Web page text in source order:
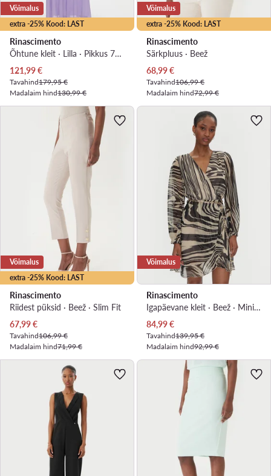
extra -25% Kood: LAST
Võimalus
Rinascimento
Õhtune kleit · Lilla · Pikkus 7/8, Asümmeetriline
Praegune hind
121,99€
Tavahind179,95 €
Madalaim hind130,99 €
extra -25% Kood: LAST
Võimalus
Rinascimento
Särkpluus · Beež
Praegune hind
68,99€
Tavahind106,99 €
Madalaim hind72,99 €
extra -25% Kood: LAST
Võimalus
Rinascimento
Riidest püksid · Beež · Slim Fit
Praegune hind
67,99€
Tavahind106,99 €
Madalaim hind71,99 €
Võimalus
Rinascimento
Igapäevane kleit · Beež · Mini, Asümmeetriline
Praegune hind
84,99€
Tavahind139,95 €
Madalaim hind92,99 €